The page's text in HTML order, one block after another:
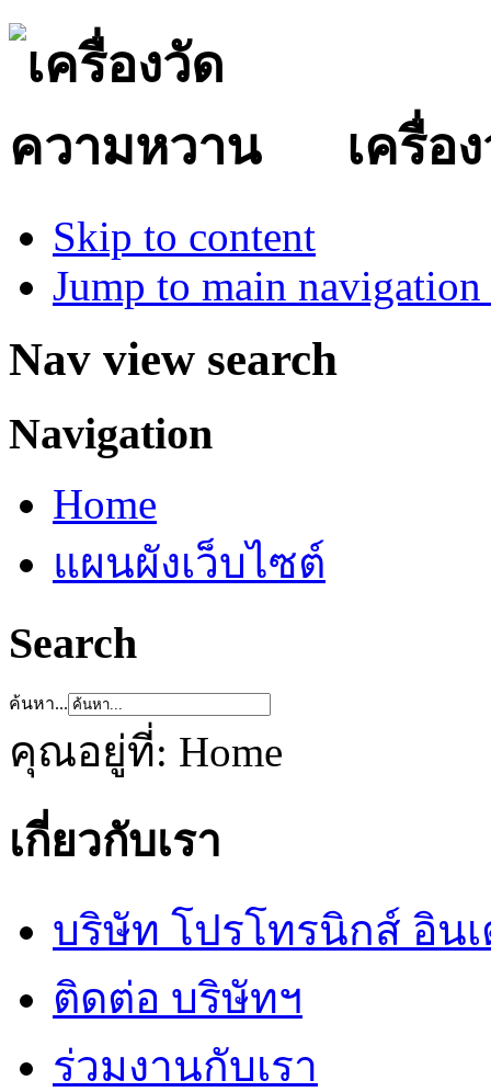
เครื่อ
Skip to content
Jump to main
Nav view search
Navigation
Home
แผนผังเว็บไซต์
Search
ค้นหา...
คุณอยู่ที่: Home
เกี่ยวกับเรา
บริษัท โปรโทรนิกส์ อิน
ติดต่อ บริษัทฯ
ร่วมงานกับเรา